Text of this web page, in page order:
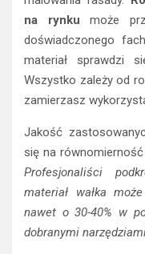
na rynku może
doświadczonego
materiał sprawdzi
Wszystko zależy od
zamierzasz
Jakość
się na
Profesjonaliści
materiał wałka
nawet o 30-40% w
dobranymi